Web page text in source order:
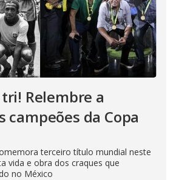
Relembre a
campeões da Copa
terceiro título mundial neste
vida e obra dos craques que
no México